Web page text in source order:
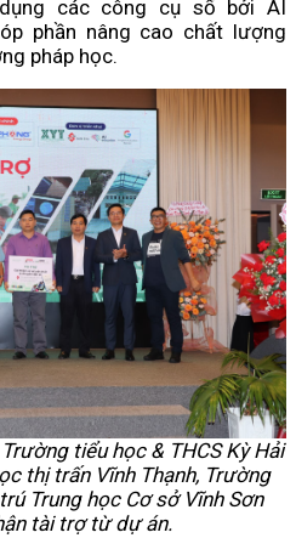
các công cụ số bởi AI
phần nâng cao chất lượng
pháp học.
tiểu học & THCS Kỳ Hải
thị trấn Vĩnh Thạnh, Trường
Trung học Cơ sở Vĩnh Sơn
tài trợ từ dự án.